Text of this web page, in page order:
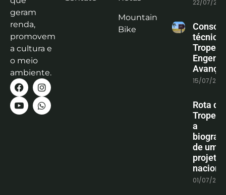
geram
renda,
promovem
a cultura e
o meio
ambiente.
Mountain
Bike
22/07/
técnica
15/07/
Rota
a
de um
projeto
01/07/